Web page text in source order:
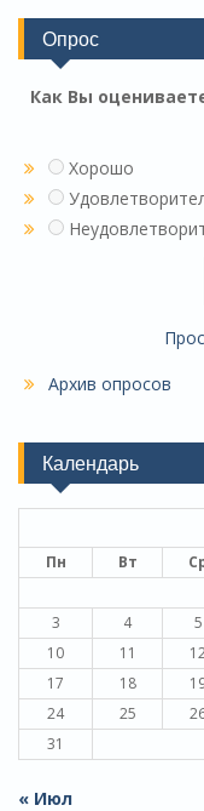
Опрос
Как Вы
Хорошо
Архив опросов
Календарь
Пн Вт
3
4 5
10
11
17
18
24
25
31
« Июл